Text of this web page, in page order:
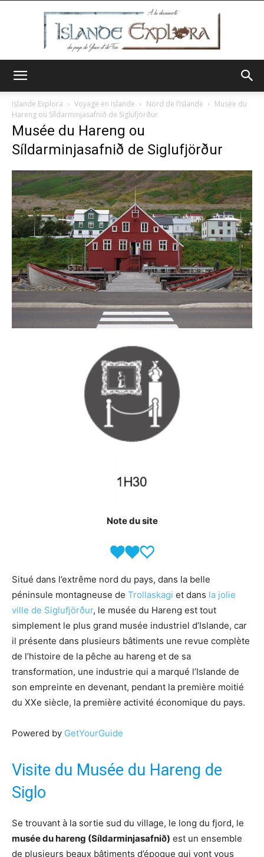
Explora
Islande Explora Voyage en Islande Nord de l’Islande
Musée du
Hareng ou Síldarminjasafnið de Siglufjörður
Musée du Hareng ou
Síldarminjasafnið de Siglufjörður
Note du site
Situé dans l’extrême nord du pays, dans la belle
péninsule montagneuse de Trollaskagi et dans la jolie
ville de Siglufjörður, le musée du Hareng est tout
simplement le plus grand musée industriel d’Islande, car
il présente dans plusieurs bâtiments une revue complète
de l’histoire de la pêche au hareng et de sa
transformation, une industrie qui a marqué l’Islande de
son empreinte en devenant, pendant la première moitié
du XXe siècle, la première activité économique du pays.
Powered by GetYourGuide
Visite du Musée du Hareng de
Siglo
Se trouvant à la sortie sud du village, le long du fjord, le
musée du hareng (Síldarminjasafnið) est un ensemble
de plusieurs beaux bâtiments d’époque qui vont vous